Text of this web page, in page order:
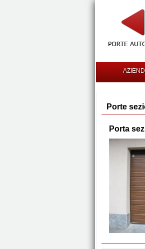
Porte
Porta